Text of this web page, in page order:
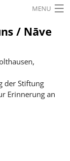
MENU
/ Nāve
der Stiftung
Erinnerung an